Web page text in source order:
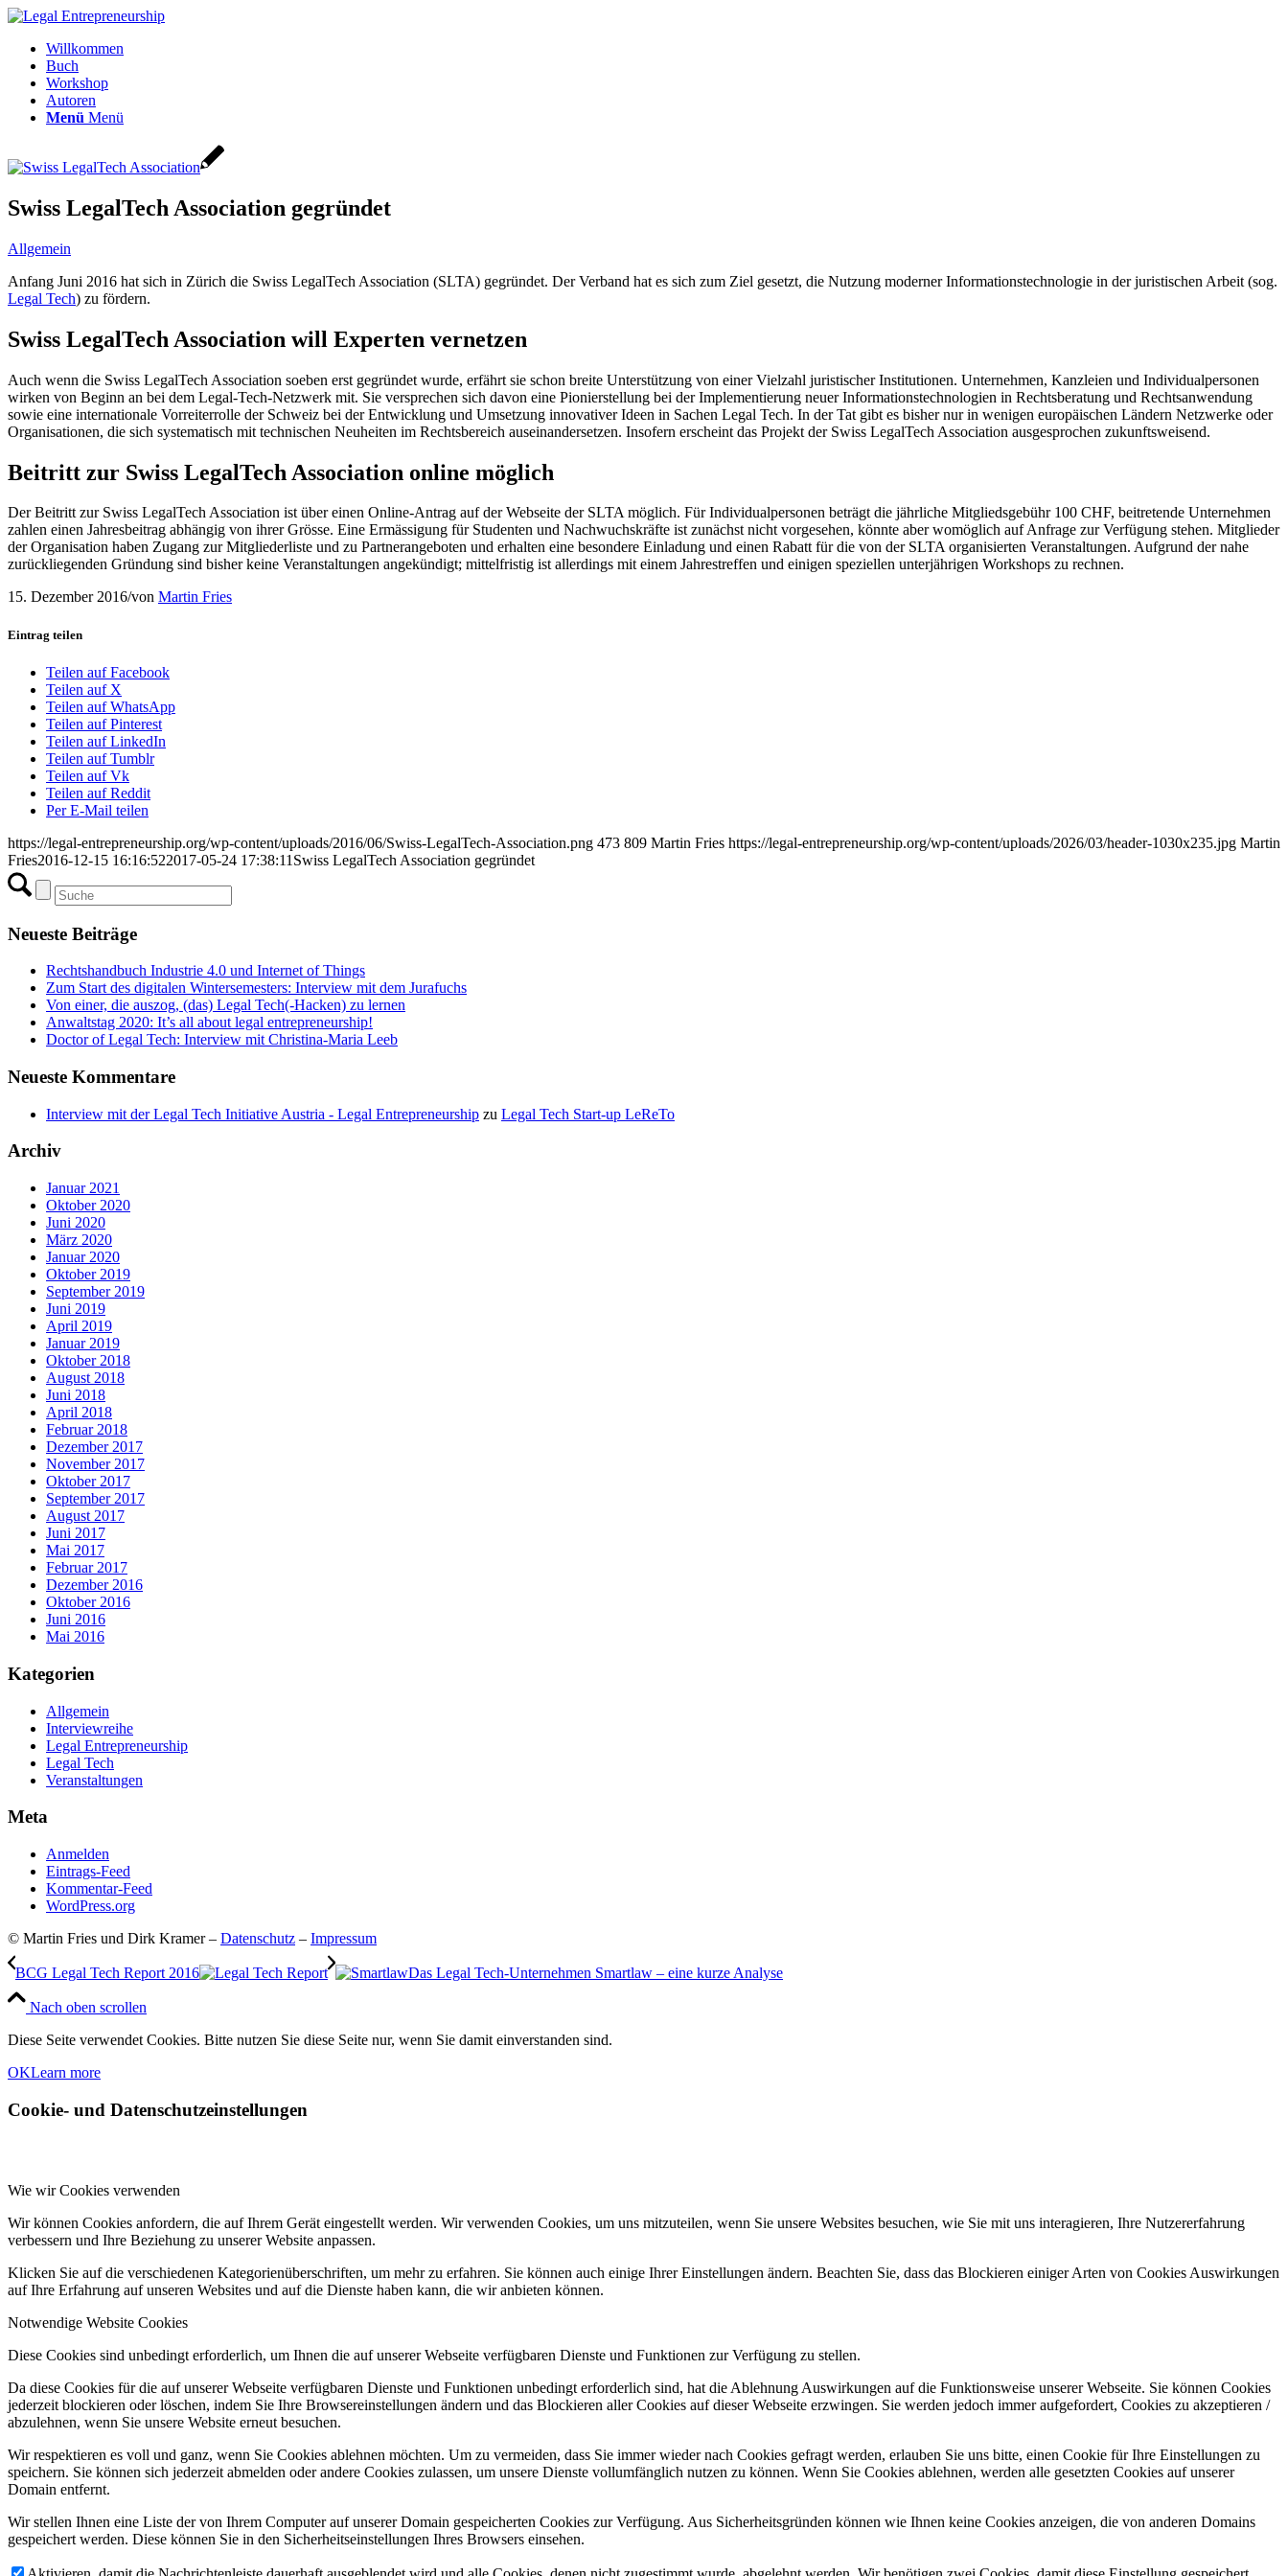
Willkommen
Buch
Workshop
Autoren
Menü Menü
Swiss LegalTech Association gegründet
Allgemein
Anfang Juni 2016 hat sich in Zürich die Swiss LegalTech Association (SLTA) gegründet. Der Verband hat es sich zum Ziel gesetzt, die Nutzung moderner Informationstechnologie in der juristischen Arbeit (sog.
Legal Tech) zu fördern.
Swiss LegalTech Association will Experten vernetzen
Auch wenn die Swiss LegalTech Association soeben erst gegründet wurde, erfährt sie schon breite Unterstützung von einer Vielzahl juristischer Institutionen. Unternehmen, Kanzleien und Individualpersonen
wirken von Beginn an bei dem Legal-Tech-Netzwerk mit. Sie versprechen sich davon eine Pionierstellung bei der Implementierung neuer Informationstechnologien in Rechtsberatung und Rechtsanwendung
sowie eine internationale Vorreiterrolle der Schweiz bei der Entwicklung und Umsetzung innovativer Ideen in Sachen Legal Tech. In der Tat gibt es bisher nur in wenigen europäischen Ländern Netzwerke oder
Organisationen, die sich systematisch mit technischen Neuheiten im Rechtsbereich auseinandersetzen. Insofern erscheint das Projekt der Swiss LegalTech Association ausgesprochen zukunftsweisend.
Beitritt zur Swiss LegalTech Association online möglich
Der Beitritt zur Swiss LegalTech Association ist über einen Online-Antrag auf der Webseite der SLTA möglich. Für Individualpersonen beträgt die jährliche Mitgliedsgebühr 100 CHF, beitretende Unternehmen
zahlen einen Jahresbeitrag abhängig von ihrer Grösse. Eine Ermässigung für Studenten und Nachwuchskräfte ist zunächst nicht vorgesehen, könnte aber womöglich auf Anfrage zur Verfügung stehen. Mitglieder
der Organisation haben Zugang zur Mitgliederliste und zu Partnerangeboten und erhalten eine besondere Einladung und einen Rabatt für die von der SLTA organisierten Veranstaltungen. Aufgrund der nahe
zurückliegenden Gründung sind bisher keine Veranstaltungen angekündigt; mittelfristig ist allerdings mit einem Jahrestreffen und einigen speziellen unterjährigen Workshops zu rechnen.
15. Dezember 2016/von Martin Fries
Eintrag teilen
Teilen auf Facebook
Teilen auf X
Teilen auf WhatsApp
Teilen auf Pinterest
Teilen auf LinkedIn
Teilen auf Tumblr
Teilen auf Vk
Teilen auf Reddit
Per E-Mail teilen
https://legal-entrepreneurship.org/wp-content/uploads/2016/06/Swiss-LegalTech-Association.png 473 809 Martin Fries https://legal-entrepreneurship.org/wp-content/uploads/2026/03/header-1030x235.jpg Martin
Fries2016-12-15 16:16:522017-05-24 17:38:11 Swiss LegalTech Association gegründet
Neueste Beiträge
Rechtshandbuch Industrie 4.0 und Internet of Things
Zum Start des digitalen Wintersemesters: Interview mit dem Jurafuchs
Von einer, die auszog, (das) Legal Tech(-Hacken) zu lernen
Anwaltstag 2020: It’s all about legal entrepreneurship!
Doctor of Legal Tech: Interview mit Christina-Maria Leeb
Neueste Kommentare
Interview mit der Legal Tech Initiative Austria - Legal Entrepreneurship zu Legal Tech Start-up LeReTo
Archiv
Januar 2021
Oktober 2020
Juni 2020
März 2020
Januar 2020
Oktober 2019
September 2019
Juni 2019
April 2019
Januar 2019
Oktober 2018
August 2018
Juni 2018
April 2018
Februar 2018
Dezember 2017
November 2017
Oktober 2017
September 2017
August 2017
Juni 2017
Mai 2017
Februar 2017
Dezember 2016
Oktober 2016
Juni 2016
Mai 2016
Kategorien
Allgemein
Interviewreihe
Legal Entrepreneurship
Legal Tech
Veranstaltungen
Meta
Anmelden
Eintrags-Feed
Kommentar-Feed
WordPress.org
© Martin Fries und Dirk Kramer – Datenschutz – Impressum
BCG Legal Tech Report 2016 Das Legal Tech-Unternehmen Smartlaw – eine kurze Analyse
Nach oben scrollen
Diese Seite verwendet Cookies. Bitte nutzen Sie diese Seite nur, wenn Sie damit einverstanden sind.
OKLearn more
Cookie- und Datenschutzeinstellungen
Wie wir Cookies verwenden
Wir können Cookies anfordern, die auf Ihrem Gerät eingestellt werden. Wir verwenden Cookies, um uns mitzuteilen, wenn Sie unsere Websites besuchen, wie Sie mit uns interagieren, Ihre Nutzererfahrung
verbessern und Ihre Beziehung zu unserer Website anpassen.
Klicken Sie auf die verschiedenen Kategorienüberschriften, um mehr zu erfahren. Sie können auch einige Ihrer Einstellungen ändern. Beachten Sie, dass das Blockieren einiger Arten von Cookies Auswirkungen
auf Ihre Erfahrung auf unseren Websites und auf die Dienste haben kann, die wir anbieten können.
Notwendige Website Cookies
Diese Cookies sind unbedingt erforderlich, um Ihnen die auf unserer Webseite verfügbaren Dienste und Funktionen zur Verfügung zu stellen.
Da diese Cookies für die auf unserer Webseite verfügbaren Dienste und Funktionen unbedingt erforderlich sind, hat die Ablehnung Auswirkungen auf die Funktionsweise unserer Webseite. Sie können Cookies
jederzeit blockieren oder löschen, indem Sie Ihre Browsereinstellungen ändern und das Blockieren aller Cookies auf dieser Webseite erzwingen. Sie werden jedoch immer aufgefordert, Cookies zu akzeptieren /
abzulehnen, wenn Sie unsere Website erneut besuchen.
Wir respektieren es voll und ganz, wenn Sie Cookies ablehnen möchten. Um zu vermeiden, dass Sie immer wieder nach Cookies gefragt werden, erlauben Sie uns bitte, einen Cookie für Ihre Einstellungen zu
speichern. Sie können sich jederzeit abmelden oder andere Cookies zulassen, um unsere Dienste vollumfänglich nutzen zu können. Wenn Sie Cookies ablehnen, werden alle gesetzten Cookies auf unserer
Domain entfernt.
Wir stellen Ihnen eine Liste der von Ihrem Computer auf unserer Domain gespeicherten Cookies zur Verfügung. Aus Sicherheitsgründen können wie Ihnen keine Cookies anzeigen, die von anderen Domains
gespeichert werden. Diese können Sie in den Sicherheitseinstellungen Ihres Browsers einsehen.